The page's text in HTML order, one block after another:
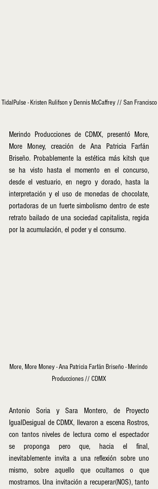
TidalPulse - Kristen Rulifson y Dennis McCaffrey // San Francisco
Merindo Producciones de CDMX, presentó More,
More Money, creación de Ana Patricia Farfán
Briseño. Probablemente la estética más kitsh que
se ha visto hasta el momento en el concurso,
desde el vestuario, en negro y dorado, hasta la
interpretación y el uso de monedas de chocolate,
portadoras de un fuerte simbolismo dentro de este
retrato bailado de una sociedad capitalista, regida
por la acumulación, el poder y el consumo.
More, More Money - Ana Patricia Farfán Briseño - Merindo
Producciones // CDMX
Antonio Soria y Sara Montero, de Proyecto
IgualDesigual de CDMX, llevaron a escena Rostros,
con tantos niveles de lectura como el espectador
se proponga pero que, hacia el final,
inevitablemente invita a una reflexión sobre uno
mismo, sobre aquello que ocultamos o que
mostramos. Una invitación a recuperar(NOS), tanto